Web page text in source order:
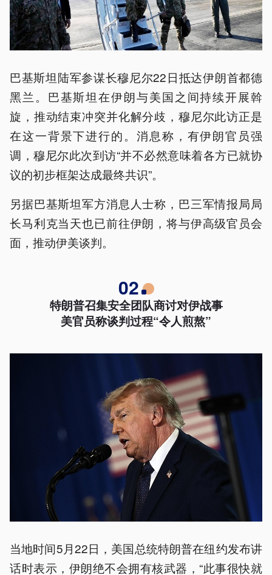
巴基斯坦陆军参谋长穆尼尔22日抵达伊朗首都德
黑兰。巴基斯坦在伊朗与美国之间持续开展斡
旋，推动结束冲突并化解分歧，穆尼尔此访正是
在这一背景下进行的。消息称，有伊朗官员强
调，穆尼尔此次到访“并不必然意味着各方已就协
议的初步框架达成最终共识”。
另据巴基斯坦军方消息人士称，巴三军情报局局
长马利克当天也已前往伊朗，将与伊高级官员会
面，推动伊美谈判。
02
特朗普召集安全团队商讨对伊战事
美官员称谈判过程“令人煎熬”
当地时间5月22日，美国总统特朗普在纽约发布讲
话时表示，伊朗绝不会拥有核武器，“此事很快就